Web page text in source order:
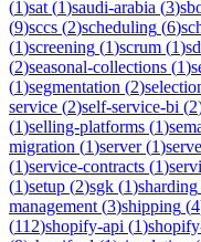
(1)sat (1)saudi-arabia (3)
(9)sccs (2)scheduling (6)
(1)screening (1)scrum (1)
(2)seasonal-collections (1)
(1)segmentation (2)
service (2)self-service-bi (2
(1)selling-platforms (1)
migration (1)server(1)
(1)service-contracts (1)
(1)setup (2)sgk (1)sharding
management (3)shipping (4
(112)shopify-api (1)